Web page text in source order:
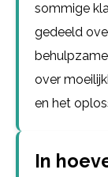
sommige
gedeeld
over
en het
In